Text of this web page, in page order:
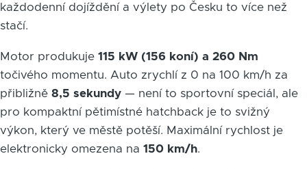
každodenní dojíždění a výlety po Česku to více než
stačí.
Motor produkuje 115 kW (156 koní) a 260 Nm
točivého momentu. Auto zrychlí z 0 na 100 km/h za
přibližně 8,5 sekundy — není to sportovní speciál, ale
pro kompaktní pětimístné hatchback je to svižný
výkon, který ve městě potěší. Maximální rychlost je
elektronicky omezena na 150 km/h.